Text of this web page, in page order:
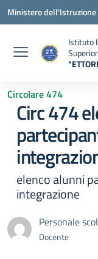
Vai ai contenuti
Vai al menu di
Vai al footer
Ministero
Istituto
Circolare 474
Circ 474
elenco alunni
integrazione
Personale
Docente